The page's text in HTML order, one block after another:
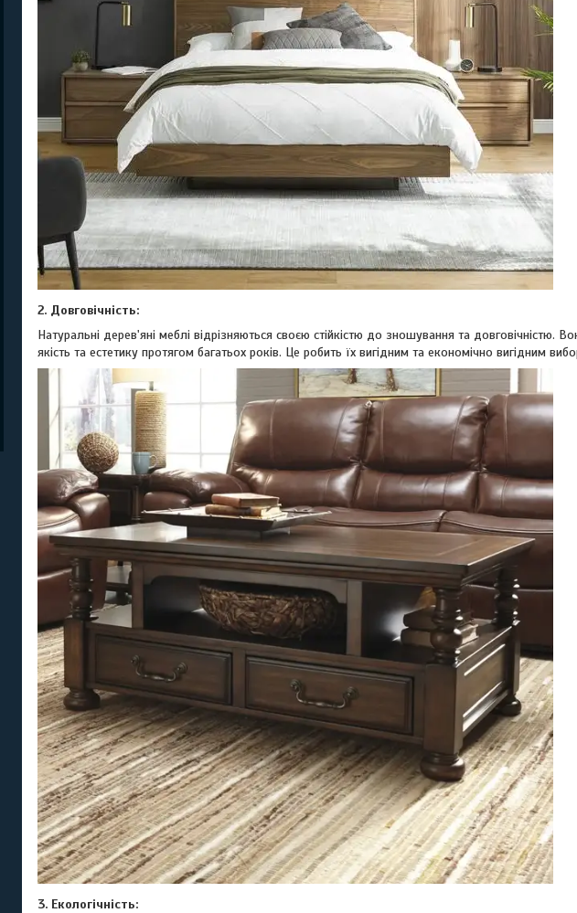
2. Довговічність:
Натуральні дерев'яні меблі відрізняються своєю стійкістю до зношування та довговічністю.
якість та естетику протягом багатьох років. Це робить їх вигідним та економічно вигідним
3. Екологічність: